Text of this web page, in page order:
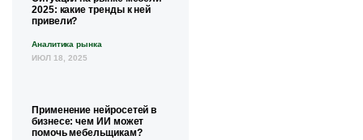
2025: какие тренды к ней
привели?
Аналитика рынка
ИЮЛ 18, 2025
Применение нейросетей в
бизнесе: чем ИИ может
помочь мебельщикам?